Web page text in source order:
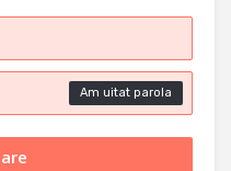
Am uitat parola